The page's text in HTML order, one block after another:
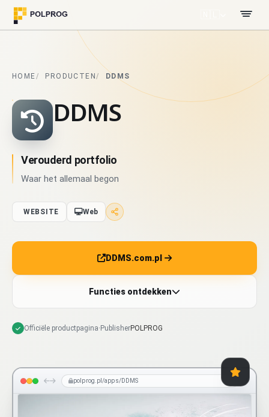
HOME PRODUCTEN DDMS
DDMS
Verouderd portfolio
Waar het allemaal begon
WEBSITE Web
DDMS.com.pl
Functies ontdekken
Officiële productpagina· PublisherPOLPROG
polprog.pl/apps/DDMS